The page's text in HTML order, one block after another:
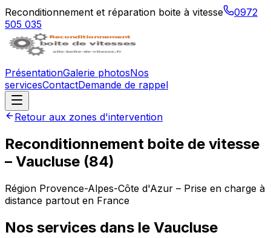
Reconditionnement et réparation boite à vitesse
0972
505 035
PrésentationGalerie photosNos
servicesContactDemande de rappel
Retour aux zones d'intervention
Reconditionnement boite de vitesse
– Vaucluse (84)
Région Provence-Alpes-Côte d'Azur – Prise en charge à
distance partout en France
Nos services dans le Vaucluse